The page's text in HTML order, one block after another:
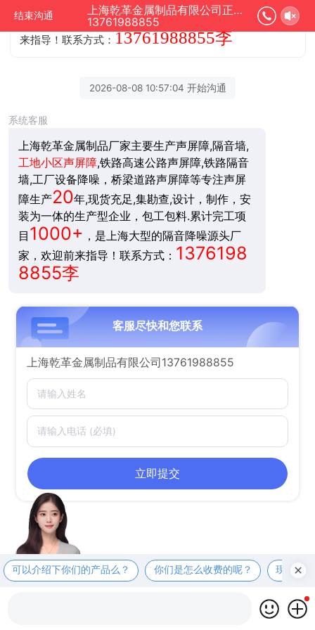
结束沟通
上海乾革金属制品有限公司正在为您服务
13761988855
计，制作，安装为一体的生产型企业，包工包料.累计完工
项目1000+，是上海大型的隔音降噪源头厂家，欢迎前
来指导！联系方式： 13761988855李
2026-08-08 10:57:04 开始沟通
系统客服
上海乾革金属制品厂家主要生产声屏障,隔音墙,
工地小区声屏障,铁路高速公路声屏障,铁路隔音
墙,工厂设备降噪，桥梁道路声屏障等专注声屏
障生产20年,现货充足,集勘查,设计，制作，安
装为一体的生产型企业，包工包料.累计完工项
目 1000+ ，是上海大型的隔音降噪源头厂
家，欢迎前来指导！联系方式： 1376198
8855李
客服尽快和您联系
上海乾革金属制品有限公司13761988855
立即提交
可以介绍下你们的产品么？ 你们是怎么收费的呢？ 现在有